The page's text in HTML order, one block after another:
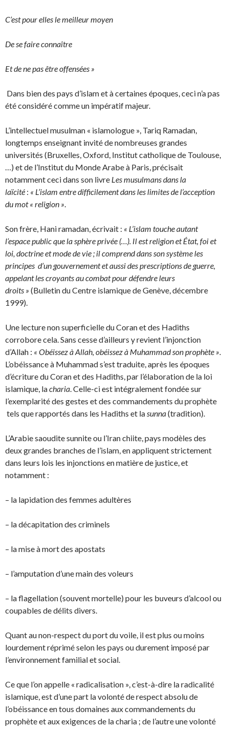
C’est pour elles le meilleur moyen
De se faire connaître
Et de ne pas être offensées »
Dans bien des pays d’islam et à certaines époques, ceci n’a pas
été considéré comme un impératif majeur.
L’intellectuel musulman « islamologue », Tariq Ramadan,
longtemps enseignant invité de nombreuses grandes
universités (Bruxelles, Oxford, Institut catholique de Toulouse,
…) et de l’Institut du Monde Arabe à Paris, précisait
notamment ceci dans son livre Les musulmans dans la
laïcité : « L’islam entre difficilement dans les limites de l’acception
du mot « religion ».
Son frère, Hani ramadan, écrivait : « L’islam touche autant
l’espace public que la sphère privée (…). Il est religion et État, foi et
loi, doctrine et mode de vie ; il comprend dans son système les
principes d’un gouvernement et aussi des prescriptions de guerre,
appelant les croyants au combat pour défendre leurs
droits » (Bulletin du Centre islamique de Genève, décembre
1999).
Une lecture non superficielle du Coran et des Hadiths
corrobore cela. Sans cesse d’ailleurs y revient l’injonction
d’Allah : « Obéissez à Allah, obéissez à Muhammad son prophète ».
L’obéissance à Muhammad s’est traduite, après les époques
d’écriture du Coran et des Hadiths, par l’élaboration de la loi
islamique, lacharia. Celle-ci est intégralement fondée sur
l’exemplarité des gestes et des commandements du prophète
tels que rapportés dans les Hadiths et lasunna(tradition).
L’Arabie saoudite sunnite ou l’Iran chiite, pays modèles des
deux grandes branches de l’islam, en appliquent strictement
dans leurs lois les injonctions en matière de justice, et
notamment :
– la lapidation des femmes adultères
– la décapitation des criminels
– la mise à mort des apostats
– l’amputation d’une main des voleurs
– la flagellation (souvent mortelle) pour les buveurs d’alcool ou
coupables de délits divers.
Quant au non-respect du port du voile, il est plus ou moins
lourdement réprimé selon les pays ou durement imposé par
l’environnement familial et social.
Ce que l’on appelle « radicalisation », c’est-à-dire la radicalité
islamique, est d’une part la volonté de respect absolu de
l’obéissance en tous domaines aux commandements du
prophète et aux exigences de la charia ; de l’autre une volonté